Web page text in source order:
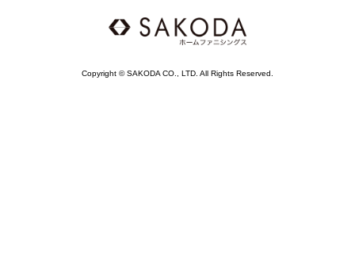
Copyright © SAKODA CO., LTD. All Rights Reserved.